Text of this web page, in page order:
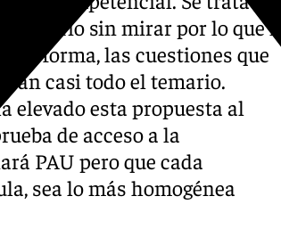
temario sin mirar por lo que la
forma, las cuestiones que
casi todo el temario.
elevado esta propuesta al
de acceso a la
PAU pero que cada
sea lo más homogénea